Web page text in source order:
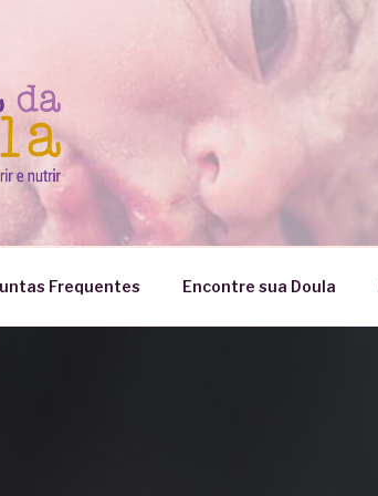
Frequentes Encontre sua Doula